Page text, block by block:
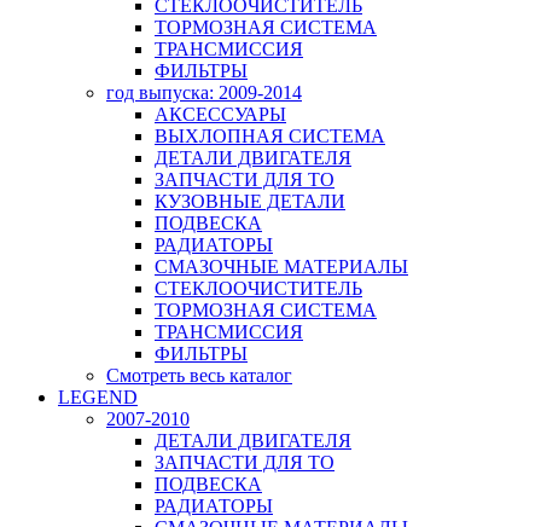
СТЕКЛООЧИСТИТЕЛЬ
ТОРМОЗНАЯ СИСТЕМА
ТРАНСМИССИЯ
ФИЛЬТРЫ
год выпуска: 2009-2014
АКСЕССУАРЫ
ВЫХЛОПНАЯ СИСТЕМА
ДЕТАЛИ ДВИГАТЕЛЯ
ЗАПЧАСТИ ДЛЯ ТО
КУЗОВНЫЕ ДЕТАЛИ
ПОДВЕСКА
РАДИАТОРЫ
СМАЗОЧНЫЕ МАТЕРИАЛЫ
СТЕКЛООЧИСТИТЕЛЬ
ТОРМОЗНАЯ СИСТЕМА
ТРАНСМИССИЯ
ФИЛЬТРЫ
Смотреть весь каталог
LEGEND
2007-2010
ДЕТАЛИ ДВИГАТЕЛЯ
ЗАПЧАСТИ ДЛЯ ТО
ПОДВЕСКА
РАДИАТОРЫ